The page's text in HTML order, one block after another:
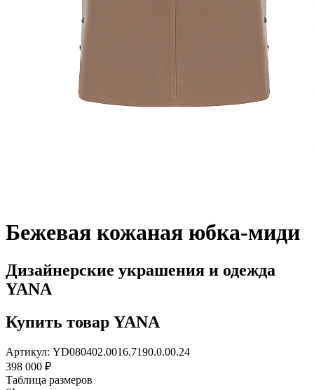
Бежевая кожаная юбка-миди
Дизайнерские украшения и одежда
YANA
Купить товар YANA
Артикул: YD080402.0016.7190.0.00.24
398 000 ₽
Таблица размеров